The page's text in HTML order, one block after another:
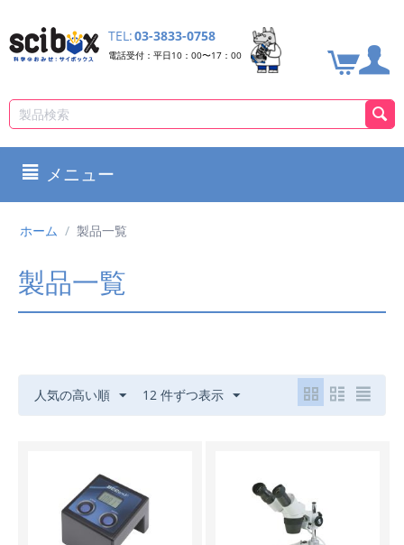
TEL:03-3833-0758
電話受付：平日10：00〜17：00
メニュー
ホーム / 製品一覧
製品一覧
人気の高い順 12 件ずつ表示